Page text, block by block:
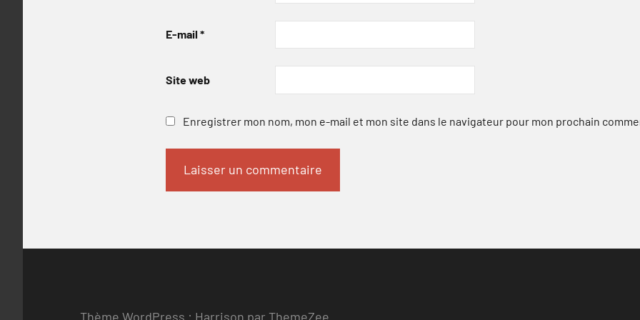
E-mail *
Site web
Enregistrer mon nom, mon e-mail et mon site dans le navigateur pour mon prochain
Thème WordPress : Harrison par ThemeZee.